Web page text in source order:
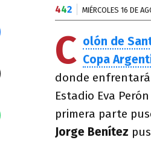
442 MIÉRCOLES 16 DE
C olón de
Copa
donde
Estadio Eva
primera parte
Jorge Benítez